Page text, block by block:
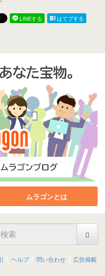
LINEする
はてブする
ムラゴンとは
ヘルプ 問い合わせ 広告掲載